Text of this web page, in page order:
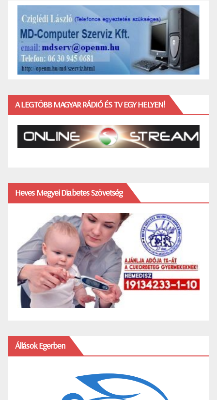
A LEGTÖBB MAGYAR RÁDIÓ ÉS TV EGY HELYEN!
Heves Megyei Diabetes Szövetség
Állások Egerben